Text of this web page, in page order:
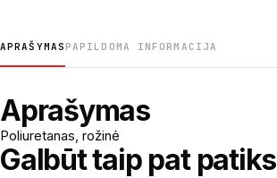
APRAŠYMAS PAPILDOMA INFORMACIJA
Aprašymas
Poliuretanas, rožinė
Galbūt taip pat patiks